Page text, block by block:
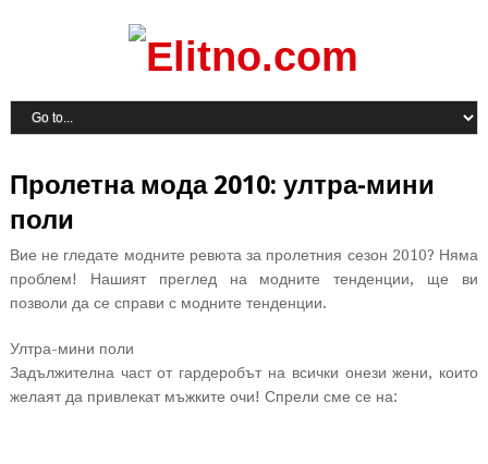
Пролетна мода 2010: ултра-мини
поли
Вие не гледате модните ревюта за пролетния сезон 2010? Няма
проблем! Нашият преглед на модните тенденции, ще ви
позволи да се справи с модните тенденции.
Ултра-мини поли
Задължителна част от гардеробът на всички онези жени, които
желаят да привлекат мъжките очи! Спрели сме се на: